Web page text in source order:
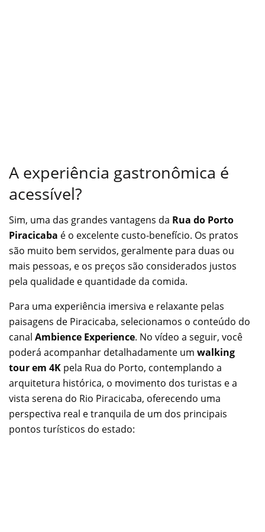
A experiência gastronômica é
acessível?
Sim, uma das grandes vantagens da Rua do Porto
Piracicaba é o excelente custo-benefício. Os pratos
são muito bem servidos, geralmente para duas ou
mais pessoas, e os preços são considerados justos
pela qualidade e quantidade da comida.
Para uma experiência imersiva e relaxante pelas
paisagens de Piracicaba, selecionamos o conteúdo do
canal Ambience Experience. No vídeo a seguir, você
poderá acompanhar detalhadamente um walking
tour em 4K pela Rua do Porto, contemplando a
arquitetura histórica, o movimento dos turistas e a
vista serena do Rio Piracicaba, oferecendo uma
perspectiva real e tranquila de um dos principais
pontos turísticos do estado: